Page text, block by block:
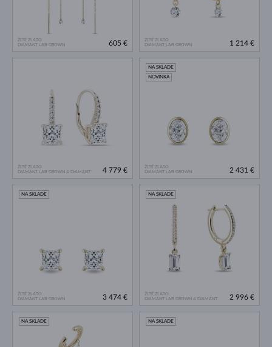
ŽLTÉ ZLATO
DIAMANT LAB GROWN
605 €
ŽLTÉ ZLATO
DIAMANT LAB GROWN
1 214 €
ŽLTÉ ZLATO
DIAMANT LAB GROWN & DIAMANT
4 779 €
ŽLTÉ ZLATO
DIAMANT LAB GROWN
NA SKLADE
NOVINKA
2 431 €
ŽLTÉ ZLATO
DIAMANT LAB GROWN
NA SKLADE
3 474 €
ŽLTÉ ZLATO
DIAMANT LAB GROWN & DIAMANT
NA SKLADE
2 996 €
NA SKLADE NA SKLADE